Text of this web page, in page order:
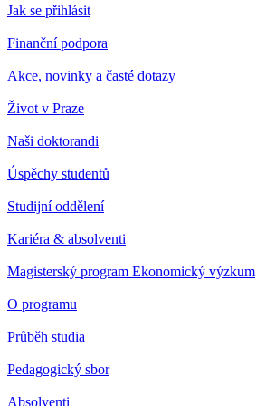
Jak se přihlásit
Finanční podpora
Akce, novinky a časté dotazy
Život v Praze
Naši doktorandi
Úspěchy studentů
Studijní oddělení
Kariéra & absolventi
Magisterský program Ekonomický výzkum
O programu
Průběh studia
Pedagogický sbor
Absolventi